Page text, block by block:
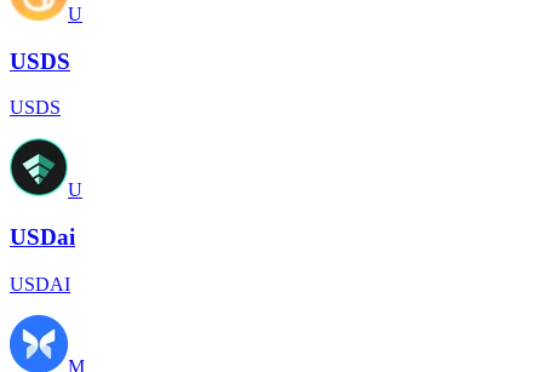
U
USDS
USDS
U
USDai
USDAI
M